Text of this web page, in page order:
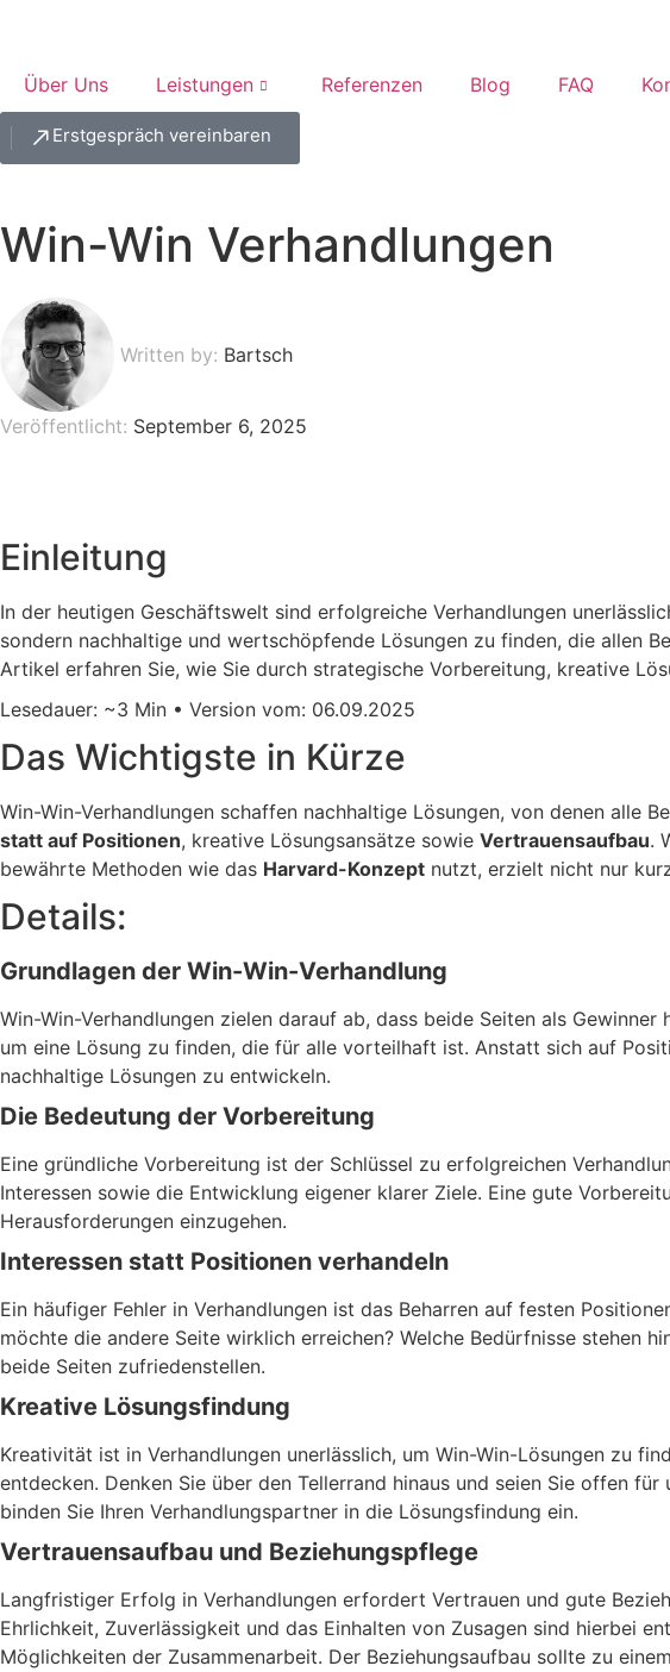
Über Uns Leistungen Referenzen Blog FAQ
Erstgespräch vereinbaren
Win-Win Verhandlungen
Written by: Bartsch
Veröffentlicht: September 6, 2025
Einleitung
In der heutigen Geschäftswelt sind erfolgreiche Verhandlungen
sondern nachhaltige und wertschöpfende Lösungen zu finden, die allen
Artikel erfahren Sie, wie Sie durch strategische Vorbereitung, kreative
Lesedauer: ~3 Min • Version vom: 06.09.2025
Das Wichtigste in Kürze
Win-Win-Verhandlungen schaffen nachhaltige Lösungen, von denen alle
statt auf Positionen, kreative Lösungsansätze sowie Vertrauensaufbau.
bewährte Methoden wie das Harvard-Konzept nutzt, erzielt nicht nur
Details:
Grundlagen der Win-Win-Verhandlung
Win-Win-Verhandlungen zielen darauf ab, dass beide Seiten als
um eine Lösung zu finden, die für alle vorteilhaft ist. Anstatt sich auf
nachhaltige Lösungen zu entwickeln.
Die Bedeutung der Vorbereitung
Eine gründliche Vorbereitung ist der Schlüssel zu erfolgreichen
Interessen sowie die Entwicklung eigener klarer Ziele. Eine gute
Herausforderungen einzugehen.
Interessen statt Positionen verhandeln
Ein häufiger Fehler in Verhandlungen ist das Beharren auf festen
möchte die andere Seite wirklich erreichen? Welche Bedürfnisse stehen
beide Seiten zufriedenstellen.
Kreative Lösungsfindung
Kreativität ist in Verhandlungen unerlässlich, um Win-Win-Lösungen zu
entdecken. Denken Sie über den Tellerrand hinaus und seien Sie offen
binden Sie Ihren Verhandlungspartner in die Lösungsfindung ein.
Vertrauensaufbau und Beziehungspflege
Langfristiger Erfolg in Verhandlungen erfordert Vertrauen und gute
Ehrlichkeit, Zuverlässigkeit und das Einhalten von Zusagen sind hierbei
Möglichkeiten der Zusammenarbeit. Der Beziehungsaufbau sollte zu